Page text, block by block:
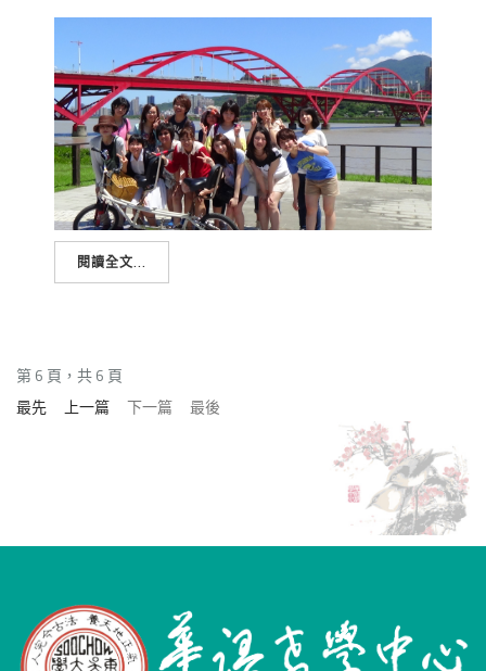
閱讀全文...
第 6 頁，共 6 頁
最先
上一篇 下一篇 最後